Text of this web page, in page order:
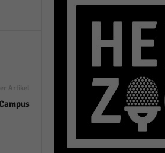
Artikel
Externe Medien
standardmäßig blockiert.
auf diese Inhalte